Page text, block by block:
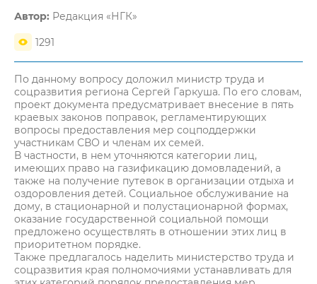
Автор: Редакция «НГК»
1291
По данному вопросу доложил министр труда и
соцразвития региона Сергей Гаркуша. По его словам,
проект документа предусматривает внесение в пять
краевых законов поправок, регламентирующих
вопросы предоставления мер соцподдержки
участникам СВО и членам их семей.
В частности, в нем уточняются категории лиц,
имеющих право на газификацию домовладений, а
также на получение путевок в организации отдыха и
оздоровления детей. Социальное обслуживание на
дому, в стационарной и полустационарной формах,
оказание государственной социальной помощи
предложено осуществлять в отношении этих лиц в
приоритетном порядке.
Также предлагалось наделить министерство труда и
соцразвития края полномочиями устанавливать для